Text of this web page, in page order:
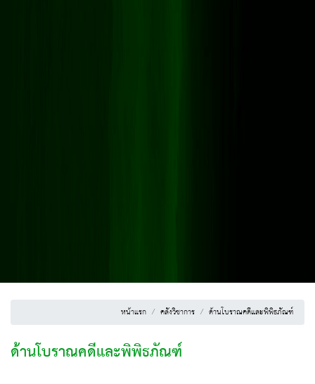
หน้าแรก คลังวิชาการ ด้านโบราณคดีและพิพิธภัณฑ์
ด้านโบราณคดีและพิพิธภัณฑ์